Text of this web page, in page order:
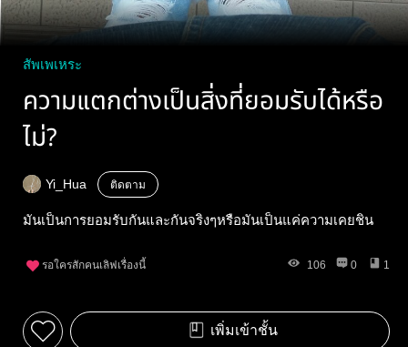
สัพเพเหระ
ความแตกต่างเป็นสิ่งที่ยอมรับได้หรือ
ไม่?
Yi_Hua ติดตาม
มันเป็นการยอมรับกันและกันจริงๆหรือมันเป็นแค่ความเคยชิน
รอใครสักคนเลิฟเรื่องนี้ 106 0 1
เพิ่มเข้าชั้น